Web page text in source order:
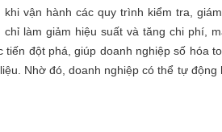
khi vận hành các quy trình kiểm tra,
chỉ làm giảm hiệu suất và tăng chi phí,
tiến đột phá, giúp doanh nghiệp số hóa
Nhờ đó, doanh nghiệp có thể tự